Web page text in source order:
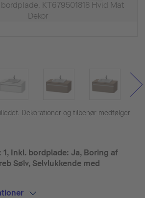
KT679501818 Hvid Mat
Dekor
Dekorationer og tilbehør medfølger
Inkl. bordplade: Ja, Boring af
Sølv, Selvlukkende med